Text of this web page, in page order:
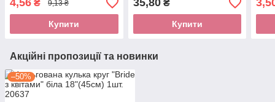
4,56 ₴ 9,13 ₴
Купити
35,80₴
Купити
Акційні пропозиції та новинки
–50%